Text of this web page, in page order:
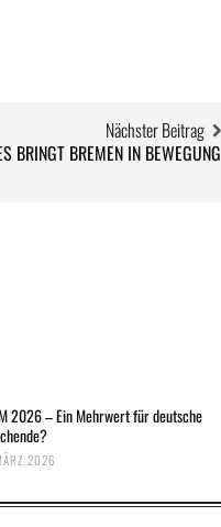
Nächster Beitrag
BRINGT BREMEN IN BEWEGUNG
2026 – Ein Mehrwert für deutsche
2026